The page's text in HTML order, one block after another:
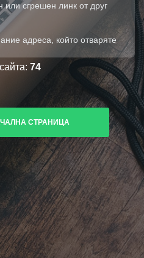
сгрешен линк от друг
адреса, който отваряте
74
СТРАНИЦА